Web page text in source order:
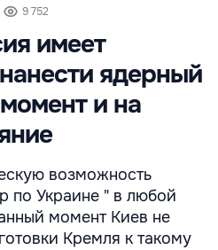
9 752
имеет
ядерный
и на
возможность
по Украине " в любой
момент Киев не
Кремля к такому